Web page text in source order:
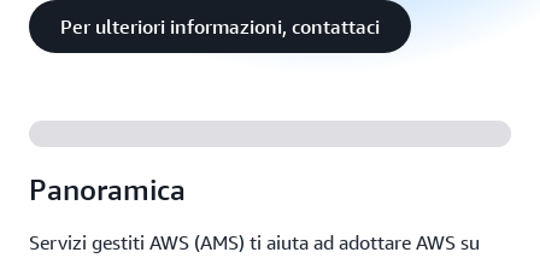
Per ulteriori informazioni, contattaci
Panoramica
Servizi gestiti AWS (AMS) ti aiuta ad adottare AWS su